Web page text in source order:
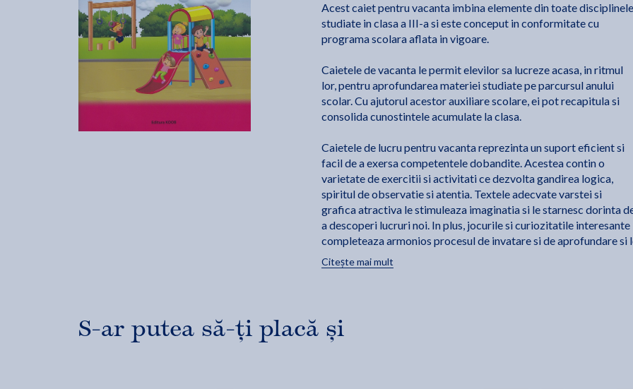
Acest caiet pentru vacanta imbina elemente din toate disciplinele
studiate in clasa a III-a si este conceput in conformitate cu
programa scolara aflata in vigoare.
Caietele de vacanta le permit elevilor sa lucreze acasa, in ritmul
lor, pentru aprofundarea materiei studiate pe parcursul anului
scolar. Cu ajutorul acestor auxiliare scolare, ei pot recapitula si
consolida cunostintele acumulate la clasa.
Caietele de lucru pentru vacanta reprezinta un suport eficient si
facil de a exersa competentele dobandite. Acestea contin o
varietate de exercitii si activitati ce dezvolta gandirea logica,
spiritul de observatie si atentia. Textele adecvate varstei si
grafica atractiva le stimuleaza imaginatia si le starnesc dorinta
a descoperi lucruri noi. In plus, jocurile si curiozitatile interesante
completeaza armonios procesul de invatare si de aprofundare si
cresc celor mici bucuria de a lucra.
Citește mai mult
S-ar putea să-ți placă și